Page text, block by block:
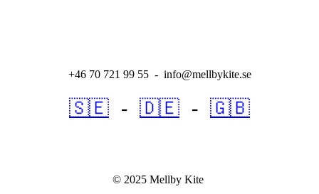
+46 70 721 99 55 - info@mellbykite.se
🇸🇪 - 🇩🇪 - 🇬🇧
© 2025 Mellby Kite